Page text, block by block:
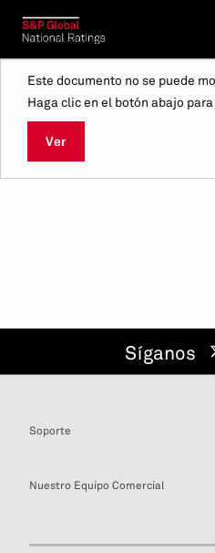
Este documento no se puede
Haga clic en el botón abajo
Ver
Síganos
Soporte
Nuestro Equipo Comercial